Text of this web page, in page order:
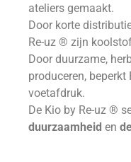
ateliers gemaakt.
Door korte
Re-uz ® zijn
Door duurzame,
produceren,
voetafdruk.
De Kio by Re-uz ®
duurzaamheid en